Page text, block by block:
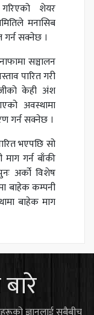
शेयर
मनासिब
गर्न सक्नेछ ।
सञ्चालन
पारित गरी
केही अंश
अवस्थामा
गर्न सक्नेछ ।
भएपछि सो
गर्न बाँकी
अर्को विशेष
बाहेक कम्पनी
बाहेक माग